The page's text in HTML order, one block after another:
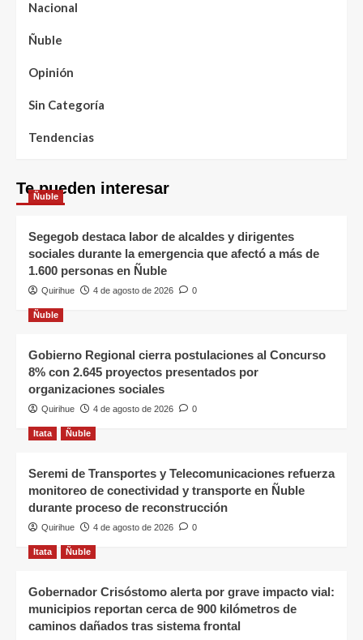
Nacional
Ñuble
Opinión
Sin Categoría
Tendencias
Te pueden interesar
Ñuble
Segegob destaca labor de alcaldes y dirigentes
sociales durante la emergencia que afectó a más de
1.600 personas en Ñuble
Quirihue 4 de agosto de 2026 0
Ñuble
Gobierno Regional cierra postulaciones al Concurso
8% con 2.645 proyectos presentados por
organizaciones sociales
Quirihue 4 de agosto de 2026 0
Itata Ñuble
Seremi de Transportes y Telecomunicaciones refuerza
monitoreo de conectividad y transporte en Ñuble
durante proceso de reconstrucción
Quirihue 4 de agosto de 2026 0
Itata Ñuble
Gobernador Crisóstomo alerta por grave impacto vial:
municipios reportan cerca de 900 kilómetros de
caminos dañados tras sistema frontal